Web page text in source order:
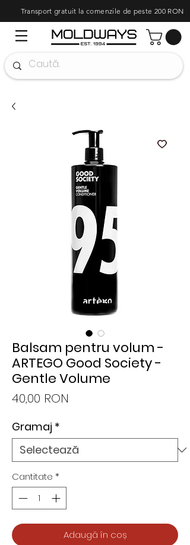
Transport gratuit la comenzile de peste 200 RON
Balsam pentru volum -
ARTEGO Good Society -
Gentle Volume
40,00 RON
Gramaj *
Cantitate *
Adaugă în coș